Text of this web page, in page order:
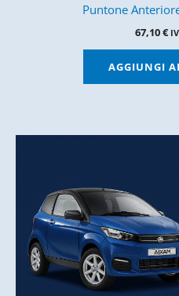
Puntone
67,10€
AGGIUNGI